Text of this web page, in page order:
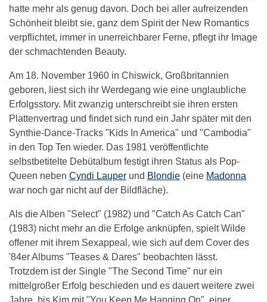
hatte mehr als genug davon. Doch bei aller aufreizenden
Schönheit bleibt sie, ganz dem Spirit der New Romantics
verpflichtet, immer in unerreichbarer Ferne, pflegt ihr Image
der schmachtenden Beauty.
Am 18. November 1960 in Chiswick, Großbritannien
geboren, liest sich ihr Werdegang wie eine unglaubliche
Erfolgsstory. Mit zwanzig unterschreibt sie ihren ersten
Plattenvertrag und findet sich rund ein Jahr später mit den
Synthie-Dance-Tracks "Kids In America" und "Cambodia"
in den Top Ten wieder. Das 1981 veröffentlichte
selbstbetitelte Debütalbum festigt ihren Status als Pop-
Queen neben Cyndi Lauper und Blondie (eine Madonna
war noch gar nicht auf der Bildfläche).
Als die Alben "Select" (1982) und "Catch As Catch Can"
(1983) nicht mehr an die Erfolge anknüpfen, spielt Wilde
offener mit ihrem Sexappeal, wie sich auf dem Cover des
'84er Albums "Teases & Dares" beobachten lässt.
Trotzdem ist der Single "The Second Time" nur ein
mittelgroßer Erfolg beschieden und es dauert weitere zwei
Jahre, bis Kim mit "You Keep Me Hanging On", einer